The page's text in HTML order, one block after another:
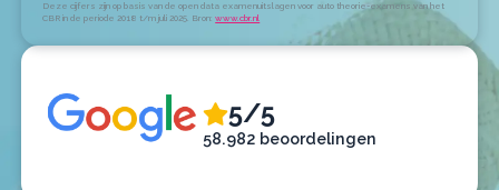
Deze cijfers zijn op basis van de open data examenuitslagen voor auto theorie-examens van het
CBR in de periode 2018 t/m juli 2025. Bron:www.cbr.nl
5/5
58.982 beoordelingen